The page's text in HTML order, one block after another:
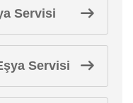
Servisi
Servisi